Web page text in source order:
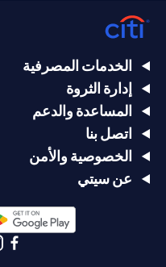
الخدمات المصرفية
إدارة الثروة
المساعدة والدعم
اتصل بنا
الخصوصية والأمن
عن سيتي